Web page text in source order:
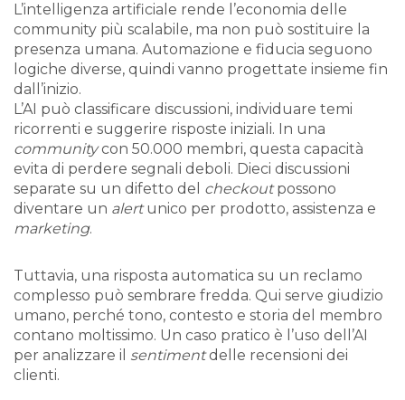
L’intelligenza artificiale rende l’economia delle
community più scalabile, ma non può sostituire la
presenza umana. Automazione e fiducia seguono
logiche diverse, quindi vanno progettate insieme fin
dall’inizio.
L’AI può classificare discussioni, individuare temi
ricorrenti e suggerire risposte iniziali. In una
communitycon 50.000 membri, questa capacità
evita di perdere segnali deboli. Dieci discussioni
separate su un difetto del checkoutpossono
diventare un alertunico per prodotto, assistenza e
marketing.
Tuttavia, una risposta automatica su un reclamo
complesso può sembrare fredda. Qui serve giudizio
umano, perché tono, contesto e storia del membro
contano moltissimo. Un caso pratico è l’uso dell’AI
per analizzare il sentimentdelle recensioni dei
clienti.